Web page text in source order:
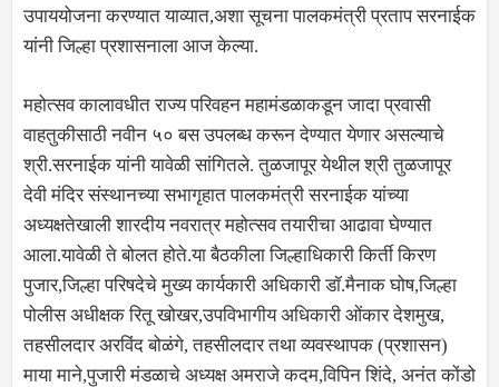
उपाययोजना करण्यात याव्यात,अशा सूचना पालकमंत्री प्रताप सरनाईक
यांनी जिल्हा प्रशासनाला आज केल्या.
महोत्सव कालावधीत राज्य परिवहन महामंडळाकडून जादा प्रवासी
वाहतुकीसाठी नवीन ५० बस उपलब्ध करून देण्यात येणार असल्याचे
श्री.सरनाईक यांनी यावेळी सांगितले. तुळजापूर येथील श्री तुळजापूर
देवी मंदिर संस्थानच्या सभागृहात पालकमंत्री सरनाईक यांच्या
अध्यक्षतेखाली शारदीय नवरात्र महोत्सव तयारीचा आढावा घेण्यात
आला.यावेळी ते बोलत होते.या बैठकीला जिल्हाधिकारी किर्ती किरण
पुजार,जिल्हा परिषदेचे मुख्य कार्यकारी अधिकारी डॉ.मैनाक घोष,जिल्हा
पोलीस अधीक्षक रितू खोखर,उपविभागीय अधिकारी ओंकार देशमुख,
तहसीलदार अरविंद बोळंगे, तहसीलदार तथा व्यवस्थापक (प्रशासन)
माया माने,पुजारी मंडळाचे अध्यक्ष अमराजे कदम,विपिन शिंदे, अनंत कोंडो